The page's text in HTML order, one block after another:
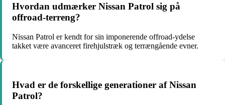
Hvordan udmærker Nissan Patrol sig på
offroad-terreng?
Nissan Patrol er kendt for sin imponerende offroad-ydelse
takket være avanceret firehjulstræk og terrængående evner.
Hvad er de forskellige generationer af Nissan
Patrol?